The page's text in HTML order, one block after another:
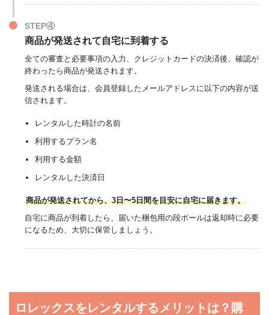
STEP④
商品が発送されて自宅に到着する
全ての審査と必要事項の入力、クレジットカードの決済後、確認が
終わったら商品が発送されます。
発送される場合は、会員登録したメールアドレスに以下の内容が送
信されます。
レンタルした時計の名前
利用するプラン名
利用する金額
レンタルした決済日
商品が発送されてから、3日〜5日間を目安に自宅に届きます。
自宅に商品が到着したら、届いた梱包用の段ボールは返却時に必要
になるため、大切に保管しましょう。
ロレックスをレンタルするメリットは？購